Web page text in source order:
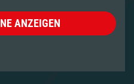
ANZEIGEN